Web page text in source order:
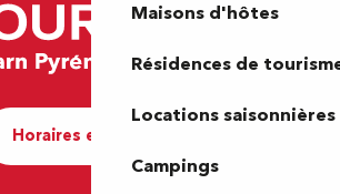
Maisons d'hôtes
Résidences de
Locations saisonnières
Campings
Horaires et contact